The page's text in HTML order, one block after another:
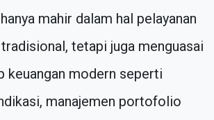
mahir dalam hal pelayanan
tetapi juga menguasai
keuangan modern seperti
manajemen portofolio